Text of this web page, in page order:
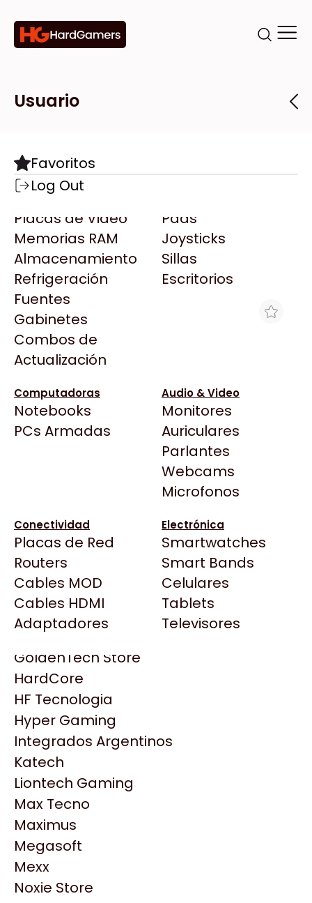
Categorías
Componentes
Motherboards
Microprocesadores
Placas de Video
Memorias RAM
Almacenamiento
Refrigeración
Fuentes
Gabinetes
Combos de
Actualización
Pads
Joysticks
Sillas
Escritorios
Computadoras
Notebooks
PCs Armadas
Audio & Video
Monitores
Auriculares
Parlantes
Webcams
Microfonos
Conectividad
Placas de Red
Routers
Cables MOD
Cables HDMI
Adaptadores
Electrónica
Smartwatches
Smart Bands
Celulares
Tablets
Televisores
Marcas
Todas las Marcas
AMD
AULA
Acer
Adata
AeroCool
Antec
Arkham
Asrock
BenQ
CX
Cooler Master
Deepcool
Dell
EVGA
Gamemax
Genesis
Genius
HP
HyperX
INNO3D
Intel
Kingston
Lenovo
Logitech
MSI
NVIDIA GeForce
NZXT
PNY
Palit
Tiendas
Destacadas
Todas las Tiendas
Click Gaming
Compufan Store
Dinobyte
Full H4rd
Gaming City
Gezatek
GoldenTech Store
HardCore
HF Tecnologia
Hyper Gaming
Integrados Argentinos
Katech
Liontech Gaming
Max Tecno
Maximus
Megasoft
Mexx
Noxie Store
Usuario
Favoritos
Log Out
DISCO DURO INT 8TB SATA DE 6 GB/S
IRONWOLF
$571.293
Ver producto en la página de BracaTech
Productos